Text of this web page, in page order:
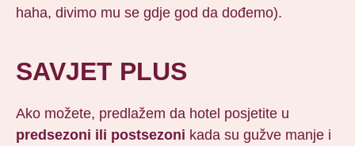
haha, divimo mu se gdje god da dođemo).
SAVJET PLUS
Ako možete, predlažem da hotel posjetite u
predsezoni ili postsezoni kada su gužve manje i